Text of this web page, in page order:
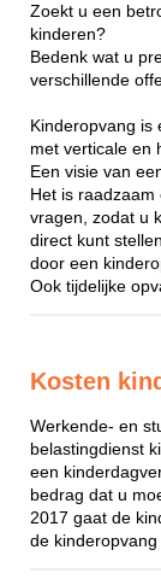
Zoekt u een
kinderen?
Bedenk wat u
verschillende
Kinderopvang is
met verticale en
Een visie van
Het is
vragen, zodat u
direct kunt
door een
Ook tijdelijke
Kosten
Werkende- en
belastingdienst
een
bedrag dat u
2017 gaat de
de